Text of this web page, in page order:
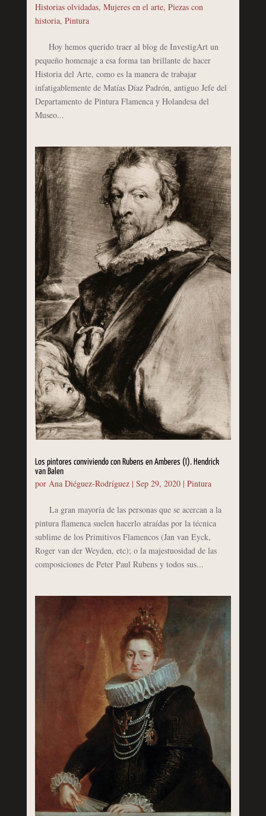
Historias olvidadas, Mujeres en el arte, Piezas con
historia, Pintura
Hoy hemos querido traer al blog de InvestigArt un
pequeño homenaje a esa forma tan brillante de hacer
Historia del Arte, como es la manera de trabajar
infatigablemente de Matías Díaz Padrón, antiguo Jefe del
Departamento de Pintura Flamenca y Holandesa del
Museo...
Los pintores conviviendo con Rubens en Amberes (I). Hendrick
van Balen
por Ana Diéguez-Rodríguez| Sep 29, 2020| Pintura
La gran mayoría de las personas que se acercan a la
pintura flamenca suelen hacerlo atraídas por la técnica
sublime de los Primitivos Flamencos (Jan van Eyck,
Roger van der Weyden, etc); o la majestuosidad de las
composiciones de Peter Paul Rubens y todos sus...